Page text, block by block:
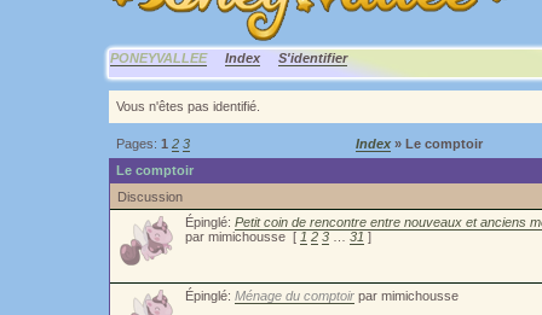
PONEYVALLEE Index S'identifier
Vous n'êtes pas identifié.
Pages: 1 2 3 Index » Le comptoir
Le comptoir
Discussion
Épinglé:Petit coin de rencontre entre nouveaux et anciens
par mimichousse [ 1 2 3 …31 ]
Épinglé:Ménage du comptoir par mimichousse